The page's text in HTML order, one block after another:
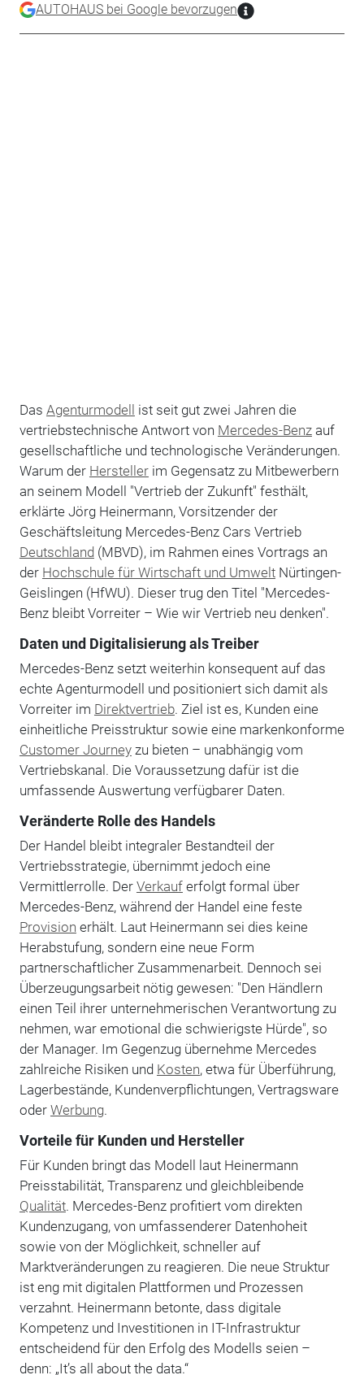
AUTOHAUS bei Google bevorzugen
Das Agenturmodell ist seit gut zwei Jahren die
vertriebstechnische Antwort von Mercedes-Benzauf
gesellschaftliche und technologische Veränderungen.
Warum der Herstellerim Gegensatz zu Mitbewerbern
an seinem Modell "Vertrieb der Zukunft" festhält,
erklärte Jörg Heinermann, Vorsitzender der
Geschäftsleitung Mercedes-Benz Cars Vertrieb
Deutschland (MBVD), im Rahmen eines Vortrags an
der Hochschule für Wirtschaft und UmweltNürtingen-
Geislingen (HfWU). Dieser trug den Titel "Mercedes-
Benz bleibt Vorreiter – Wie wir Vertrieb neu denken".
Daten und Digitalisierung als Treiber
Mercedes-Benz setzt weiterhin konsequent auf das
echte Agenturmodell und positioniert sich damit als
Vorreiter im Direktvertrieb. Ziel ist es, Kunden eine
einheitliche Preisstruktur sowie eine markenkonforme
Customer Journeyzu bieten – unabhängig vom
Vertriebskanal. Die Voraussetzung dafür ist die
umfassende Auswertung verfügbarer Daten.
Veränderte Rolle des Handels
Der Handel bleibt integraler Bestandteil der
Vertriebsstrategie, übernimmt jedoch eine
Vermittlerrolle. Der Verkauferfolgt formal über
Mercedes-Benz, während der Handel eine feste
Provision erhält. Laut Heinermann sei dies keine
Herabstufung, sondern eine neue Form
partnerschaftlicher Zusammenarbeit. Dennoch sei
Überzeugungsarbeit nötig gewesen: "Den Händlern
einen Teil ihrer unternehmerischen Verantwortung zu
nehmen, war emotional die schwierigste Hürde", so
der Manager. Im Gegenzug übernehme Mercedes
zahlreiche Risiken und Kosten, etwa für Überführung,
Lagerbestände, Kundenverpflichtungen, Vertragsware
oder Werbung.
Vorteile für Kunden und Hersteller
Für Kunden bringt das Modell laut Heinermann
Preisstabilität, Transparenz und gleichbleibende
Qualität. Mercedes-Benz profitiert vom direkten
Kundenzugang, von umfassenderer Datenhoheit
sowie von der Möglichkeit, schneller auf
Marktveränderungen zu reagieren. Die neue Struktur
ist eng mit digitalen Plattformen und Prozessen
verzahnt. Heinermann betonte, dass digitale
Kompetenz und Investitionen in IT-Infrastruktur
entscheidend für den Erfolg des Modells seien –
denn: „It’s all about the data.“